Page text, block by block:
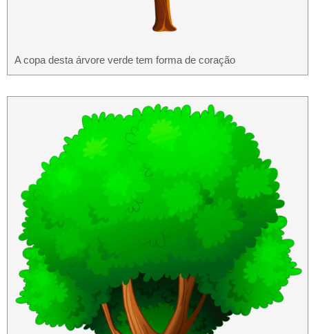
A copa desta árvore verde tem forma de coração